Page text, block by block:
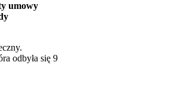
umowy
odbyła się 9